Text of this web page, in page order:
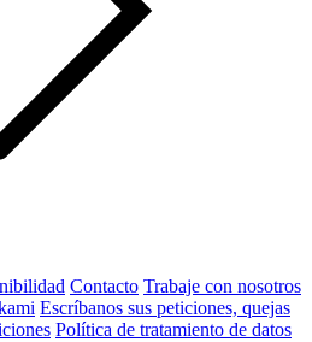
Contacto Trabaje con nosotros
Escríbanos sus peticiones, quejas
Política de tratamiento de datos